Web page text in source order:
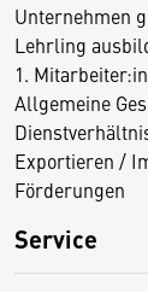
Unternehmen
Lehrling
1. Mitarbeiter:in
Allgemeine
Exportieren /
Förderungen
Service